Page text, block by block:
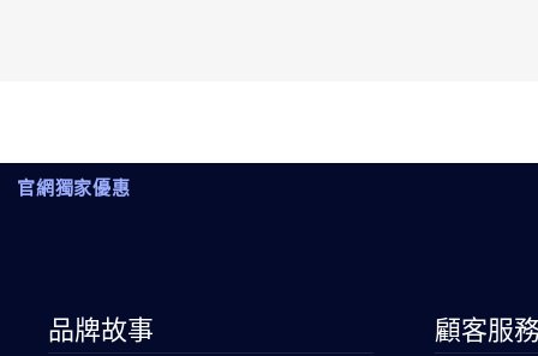
官網獨家優惠
品牌故事 顧客服